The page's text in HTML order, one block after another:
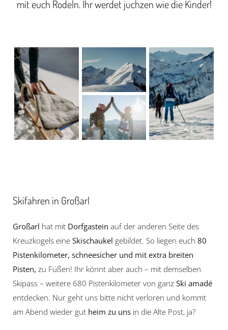
mit euch Rodeln. Ihr werdet juchzen wie die Kinder!
Skifahren in Großarl
Großarl hat mit Dorfgastein auf der anderen Seite des
Kreuzkogels eine Skischaukel gebildet. So liegen euch 80
Pistenkilometer, schneesicher und mit extra breiten
Pisten, zu Füßen! Ihr könnt aber auch – mit demselben
Skipass – weitere 680 Pistenkilometer von ganz Ski amadé
entdecken. Nur geht uns bitte nicht verloren und kommt
am Abend wieder gut heim zu uns in die Alte Post, ja?